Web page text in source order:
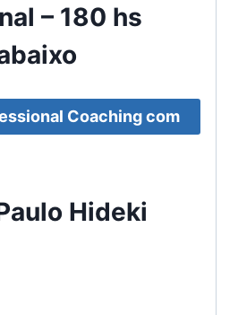
– 180 hs
Coaching com
Hideki